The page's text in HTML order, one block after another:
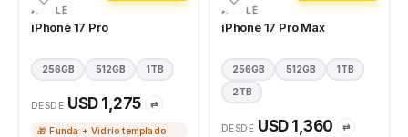
APPLE
iPhone 17 Pro
256GB 512GB 1TB
DESDE USD 1,275 ⇄
🎁 Funda + Vidrio templado
APPLE
iPhone 17 Pro Max
256GB 512GB 1TB
2TB
DESDE USD 1,360 ⇄